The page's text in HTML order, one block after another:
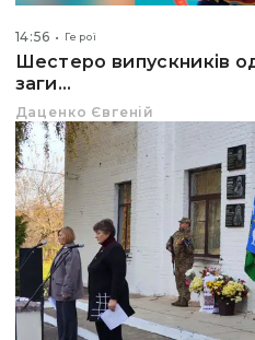
14:56 Герої
Шестеро випускників
заги...
Даценко Євгеній